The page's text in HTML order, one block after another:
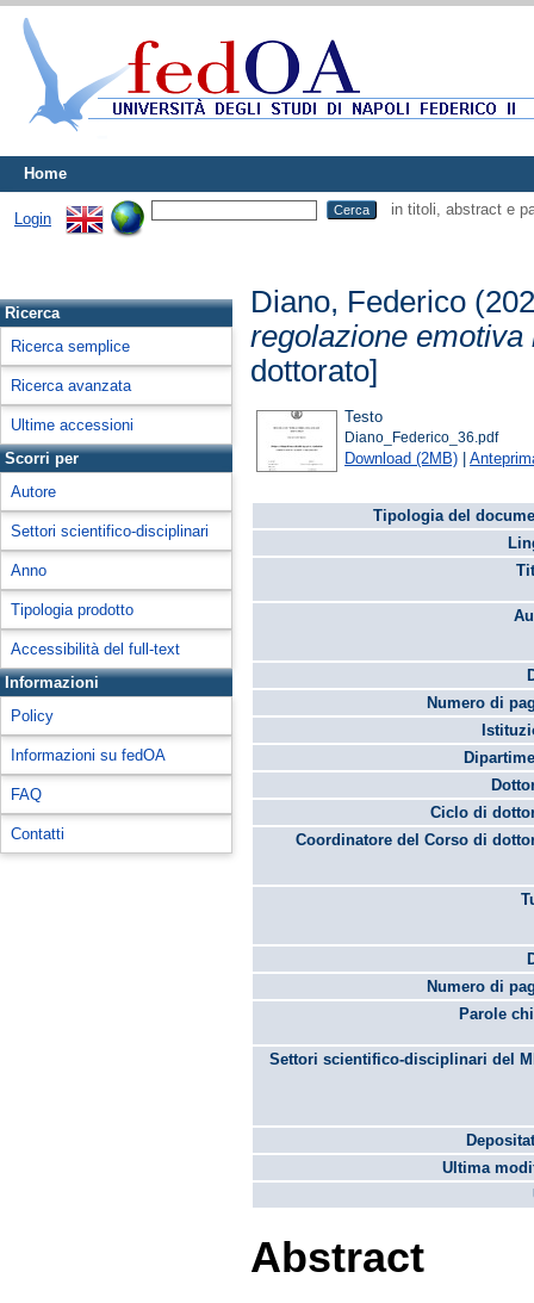
Home
Login
in titoli, abstract e
Ricerca
Ricerca semplice
Ricerca avanzata
Ultime accessioni
Scorri per
Autore
Settori scientifico-disciplinari
Anno
Tipologia prodotto
Accessibilità del full-text
Informazioni
Policy
Informazioni su fedOA
FAQ
Contatti
Diano, Federico
regolazione
dottorato]
Testo
Diano_Federico_36.pdf
Download (2MB) |
Tipologia del
Numero di
Ciclo di
Coordinatore del Corso di
Numero di
Parole
Settori scientifico-disciplinari del
Ultima
Abstract